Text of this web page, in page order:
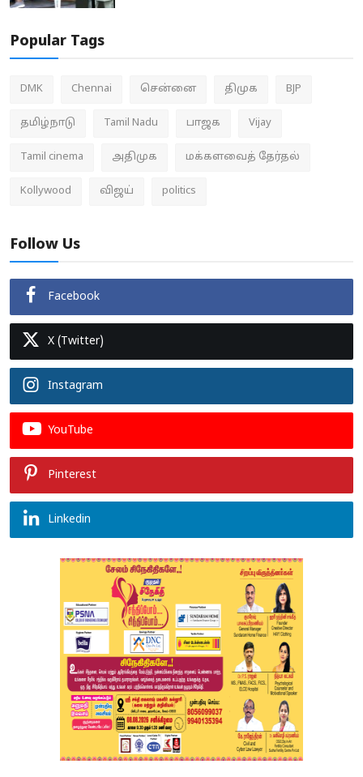
Popular Tags
DMK Chennai சென்னை திமுக BJP
தமிழ்நாடு Tamil Nadu பாஜக Vijay
Tamil cinema அதிமுக மக்களவைத் தேர்தல்
Kollywood விஜய் politics
Follow Us
Facebook
X (Twitter)
Instagram
YouTube
Pinterest
Linkedin